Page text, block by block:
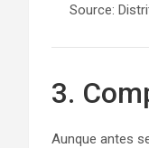
Source:
3.
Aunque antes